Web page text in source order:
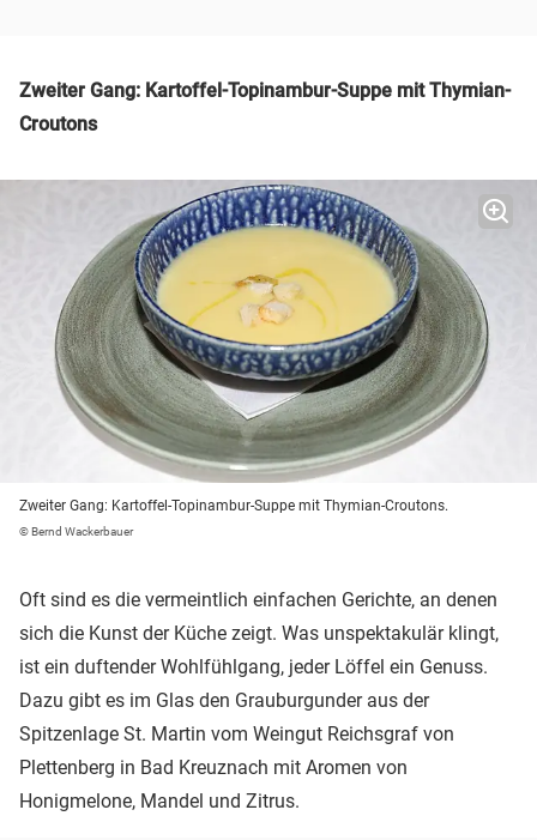
Zweiter Gang: Kartoffel-Topinambur-Suppe mit Thymian-
Croutons
Zweiter Gang: Kartoffel-Topinambur-Suppe mit Thymian-Croutons.
© Bernd Wackerbauer
Oft sind es die vermeintlich einfachen Gerichte, an denen
sich die Kunst der Küche zeigt. Was unspektakulär klingt,
ist ein duftender Wohlfühlgang, jeder Löffel ein Genuss.
Dazu gibt es im Glas den Grauburgunder aus der
Spitzenlage St. Martin vom Weingut Reichsgraf von
Plettenberg in Bad Kreuznach mit Aromen von
Honigmelone, Mandel und Zitrus.